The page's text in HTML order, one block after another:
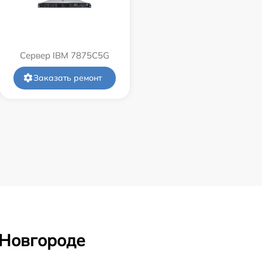
Сервер IBM 7875C5G
Заказать ремонт